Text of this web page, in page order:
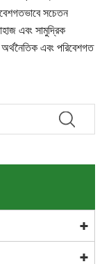
সচেতন
এবং সামুদ্রিক
অর্থনৈতিক এবং পরিবেশগত